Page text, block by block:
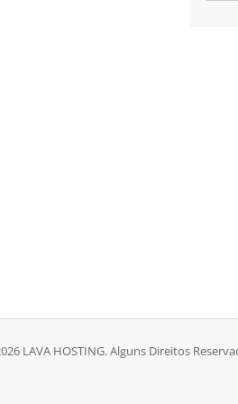
LAVA HOSTING. Alguns Direitos